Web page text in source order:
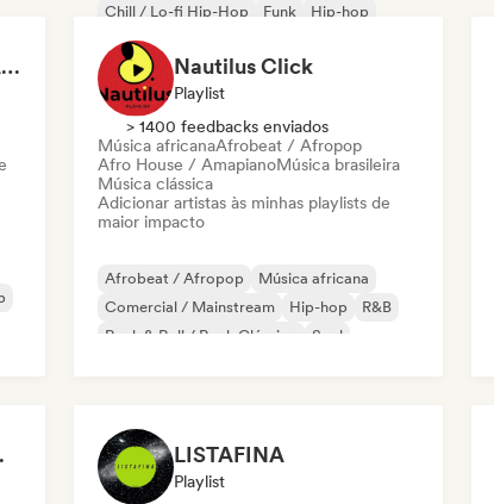
Chill / Lo-fi Hip-Hop
Funk
Hip-hop
Rap em inglês
LE CHRONIQUEUR SALE Nautilus Click
Playlist
> 1400 feedbacks enviados
Música africanaAfrobeat / Afropop
Afro House / AmapianoMúsica brasileira
Música clássica
Adicionar artistas às minhas playlists de
maior impacto
Afrobeat / Afropop
Música africana
Comercial / Mainstream
Hip-hop
R&B
Rock & Roll / Rock Clássico
Soul
LISTAFINA
Playlist